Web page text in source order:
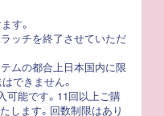
す。
ッチを終了させていただ
ムの都合上日本国内に限
できません。
可能です。11回以上ご購
します。回数制限はあり